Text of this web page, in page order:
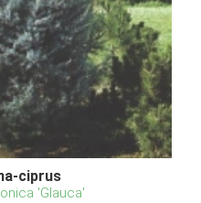
ciprus
'Glauca'